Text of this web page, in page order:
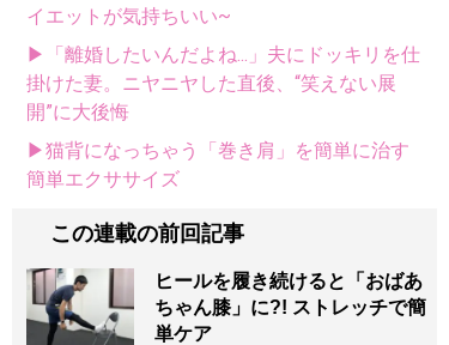
イエットが気持ちいい~
▶「離婚したいんだよね...」夫にドッキリを仕
掛けた妻。ニヤニヤした直後、“笑えない展
開”に大後悔
▶猫背になっちゃう「巻き肩」を簡単に治す
簡単エクササイズ
この連載の前回記事
ヒールを履き続けると「おばあ
ちゃん膝」に?! ストレッチで簡
単ケア